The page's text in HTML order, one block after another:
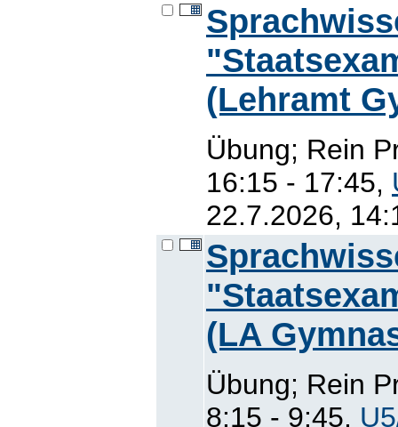
(Lehramt
Übung; Rein
16:15 - 17:45,
22.7.2026,
(LA
Übung; Rein
8:15 - 9:45,